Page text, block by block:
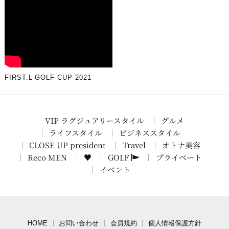
FIRST.L GOLF CUP 2021
VIP ラグジュアリースタイル
グルメ
ライフスタイル
ビジネススタイル
CLOSE UP president
Travel
オトナ美容
Reco MEN
♥ GOLF
プライベート
イベント
HOME お問い合わせ 会員規約 個人情報保護方針